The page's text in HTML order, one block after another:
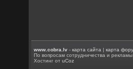
www.cobra.lv -карта сайта |карта
По вопросам сотрудничества и
Хостинг отuCoz